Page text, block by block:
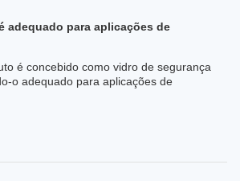
adequado para aplicações de
é concebido como vidro de segurança
o adequado para aplicações de